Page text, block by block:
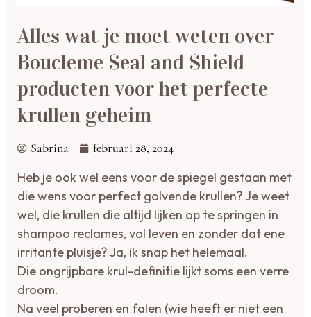
Alles wat je moet weten over
Boucleme Seal and Shield
producten voor het perfecte
krullen geheim
Sabrina februari 28, 2024
Heb je ook wel eens voor de spiegel gestaan met
die wens voor perfect golvende krullen? Je weet
wel, die krullen die altijd lijken op te springen in
shampoo reclames, vol leven en zonder dat ene
irritante pluisje? Ja, ik snap het helemaal.
Die ongrijpbare krul-definitie lijkt soms een verre
droom.
Na veel proberen en falen (wie heeft er niet een